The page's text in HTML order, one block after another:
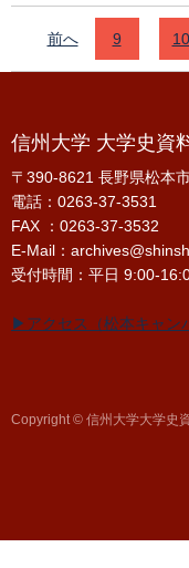
前へ 9 10
信州大学 大学史資
〒390-8621 長野県松本
電話：0263-37-3531
FAX ：0263-37-3532
E-Mail：
受付時間：平日 9:00-
▶アクセス（松本キャン
Copyright © 信州大学大学史